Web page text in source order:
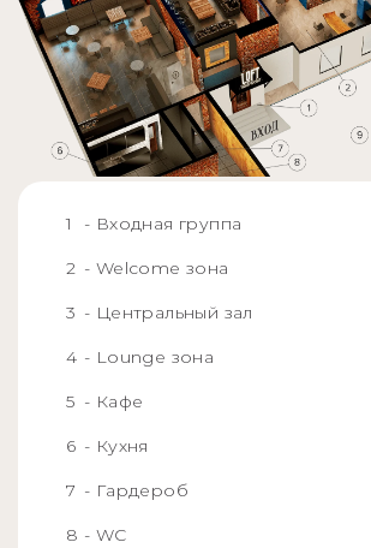
- Входная группа
- Welcome зона
- Центральный зал
- Lounge зона
- Кафе
- Кухня
- Гардероб
- WC